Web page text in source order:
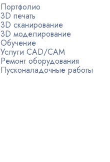
Портфолио
3D печать
3D сканирование
3D моделирование
Обучение
Услуги CAD/CAM
Ремонт оборудования
Пусконаладочные работы